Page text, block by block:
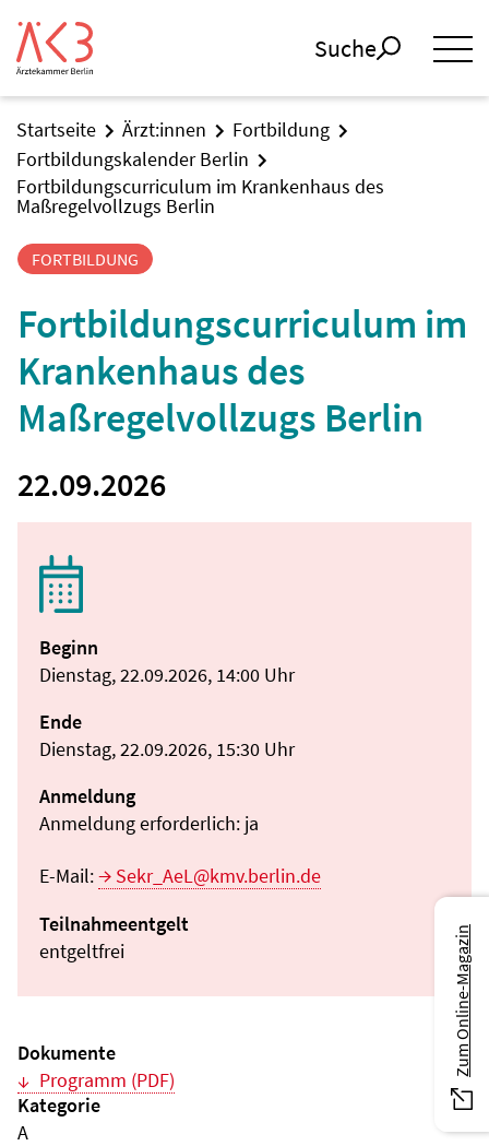
Suche
Startseite Ärzt:innen
Fortbildung
Fortbildungskalender Berlin
Fortbildungscurriculum im Krankenhaus des
Maßregelvollzugs Berlin
FORTBILDUNG
Fortbildungscurriculum im
Krankenhaus des
Maßregelvollzugs Berlin
22.09.2026
Beginn
Dienstag, 22.09.2026, 14:00 Uhr
Ende
Dienstag, 22.09.2026, 15:30 Uhr
Anmeldung
Anmeldung erforderlich: ja
E-Mail:
Sekr_AeL@kmv.berlin.de
Teilnahmeentgelt
entgeltfrei
Dokumente
Programm (PDF)
Kategorie
A
Zum Online-Magazin